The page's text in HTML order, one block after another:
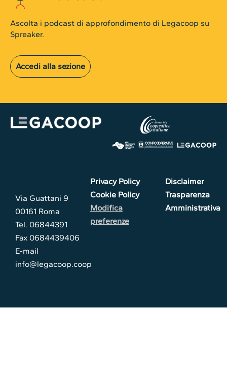
Ascolta i podcast di approfondimento di Legacoop su
Spreaker.
Accedi alla sezione
Via Guattani 9
00161 Roma
Tel. 06844391
Fax 0684439406
E-mail
info@legacoop.coop
Privacy Policy
Cookie Policy
Modifica
preferenze
Disclaimer
Trasparenza
Amministrativa